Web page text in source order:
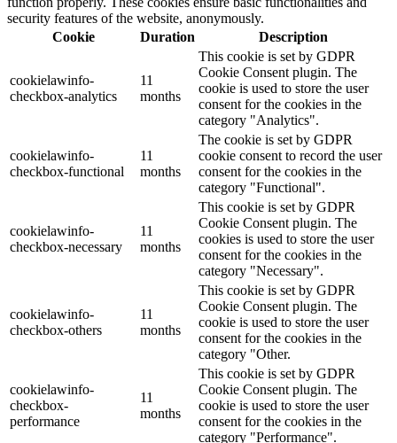
security features of the website, anonymously.
Cookie
Duration Description
cookielawinfo-
checkbox-analytics
11
months
This cookie is set by GDPR
Cookie Consent plugin. The
cookie is used to store the user
consent for the cookies in the
category "Analytics".
cookielawinfo-
checkbox-functional
11
months
The cookie is set by GDPR
cookie consent to record the user
consent for the cookies in the
category "Functional".
cookielawinfo-
checkbox-necessary
11
months
This cookie is set by GDPR
Cookie Consent plugin. The
cookies is used to store the user
consent for the cookies in the
category "Necessary".
cookielawinfo-
checkbox-others
11
months
This cookie is set by GDPR
Cookie Consent plugin. The
cookie is used to store the user
consent for the cookies in the
category "Other.
cookielawinfo-
checkbox-
performance
11
months
This cookie is set by GDPR
Cookie Consent plugin. The
cookie is used to store the user
consent for the cookies in the
category "Performance".